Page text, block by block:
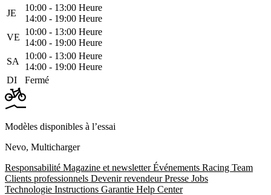
JE
10:00 ‑ 13:00 Heure
14:00 ‑ 19:00 Heure
VE
10:00 ‑ 13:00 Heure
14:00 ‑ 19:00 Heure
SA
10:00 ‑ 13:00 Heure
14:00 ‑ 19:00 Heure
DI
Fermé
Modèles disponibles à l’essai
Nevo, Multicharger
Responsabilité Magazine et newsletterÉvénements Racing Team
Clients professionnels Devenir revendeurPresse Jobs
Technologie Instructions Garantie Help Center